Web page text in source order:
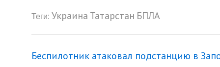
Теги: Украина Татарстан БПЛА
Беспилотник атаковал подстанцию в